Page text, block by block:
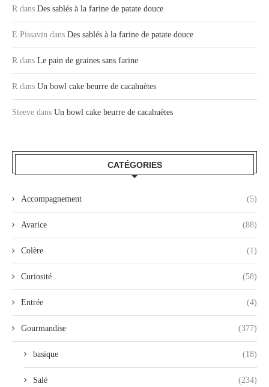
R dans Des sablés à la farine de patate douce
E.Pissavin dans Des sablés à la farine de patate douce
R dans Le pain de graines sans farine
R dans Un bowl cake beurre de cacahuètes
Steeve dans Un bowl cake beurre de cacahuètes
CATÉGORIES
Accompagnement (5)
Avarice (88)
Colère (1)
Curiosité (58)
Entrée (4)
Gourmandise (377)
basique (18)
Salé (234)